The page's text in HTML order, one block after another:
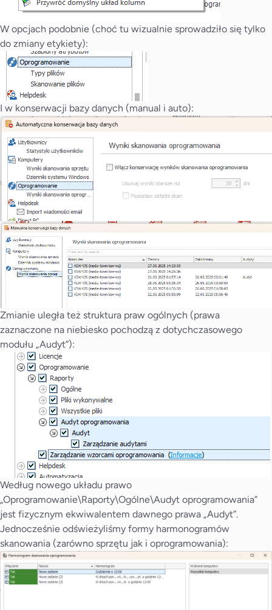
W opcjach podobnie (choć tu wizualnie sprowadziło się tylko
do zmiany etykiety):
I w konserwacji bazy danych (manual i auto):
Zmianie uległa też struktura praw ogólnych (prawa
zaznaczone na niebiesko pochodzą z dotychczasowego
modułu „Audyt”):
Według nowego układu prawo
„Oprogramowanie\Raporty\Ogólne\Audyt oprogramowania”
jest fizycznym ekwiwalentem dawnego prawa „Audyt”.
Jednocześnie odświeżyliśmy formy harmonogramów
skanowania (zarówno sprzętu jak i oprogramowania):